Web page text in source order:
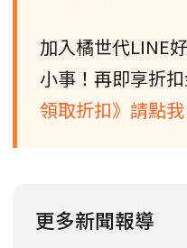
加入橘世代LINE
小事！再即享折扣
領取折扣》請點我
更多新聞報導